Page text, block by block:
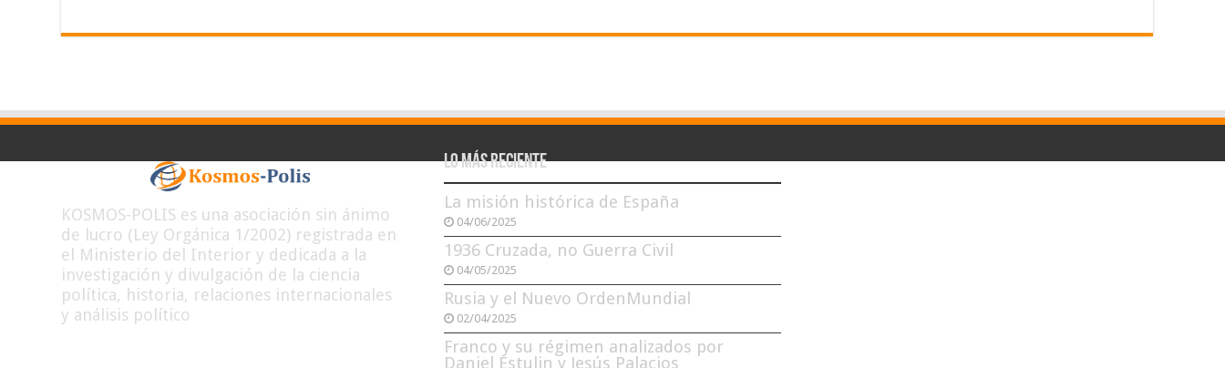
KOSMOS-POLIS es una asociación sin ánimo
de lucro (Ley Orgánica 1/2002) registrada en
el Ministerio del Interior y dedicada a la
investigación y divulgación de la ciencia
política, historia, relaciones internacionales
y análisis político
Lo más reciente
La misión histórica de España
04/06/2025
1936 Cruzada, no Guerra Civil
04/05/2025
Rusia y el Nuevo OrdenMundial
02/04/2025
Franco y su régimen analizados por
Daniel Estulin y Jesús Palacios